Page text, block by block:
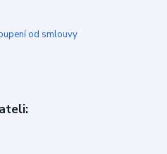
od smlouvy